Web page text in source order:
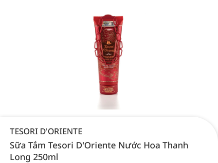
TESORI D'ORIENTE
Sữa Tắm Tesori D'Oriente Nước Hoa Thanh
Long 250ml